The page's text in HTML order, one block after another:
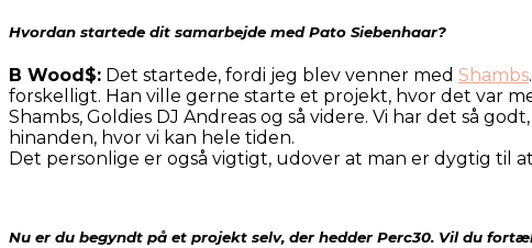
Hvordan startede dit samarbejde med Pato Siebenhaar?
B Wood$: Det startede, fordi jeg blev venner med Shambs
forskelligt. Han ville gerne starte et projekt, hvor det var
Shambs, Goldies DJ Andreas og så videre. Vi har det så
hinanden, hvor vi kan hele tiden.
Det personlige er også vigtigt, udover at man er dygtig til
Nu er du begyndt på et projekt selv, der hedder Perc30. Vil du